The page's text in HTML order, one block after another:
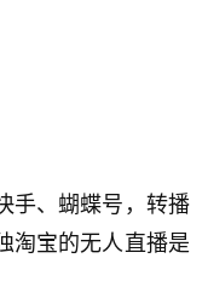
手、蝴蝶号，转播
淘宝的无人直播是